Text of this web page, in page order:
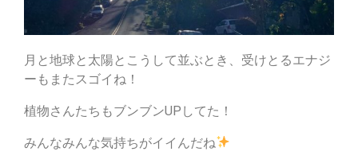
月と地球と太陽とこうして並ぶとき、受けとるエナジ
ーもまたスゴイね！
植物さんたちもブンブンUPしてた！
みんなみんな気持ちがイイんだね